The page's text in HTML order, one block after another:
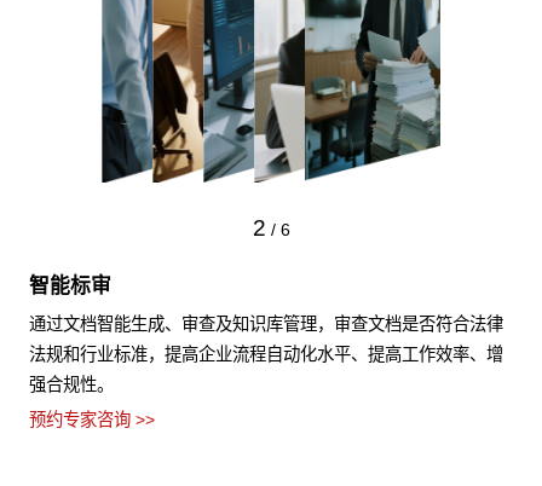
2 / 6
智能标审
通过文档智能生成、审查及知识库管理，审查文档是否符合法律
法规和行业标准，提高企业流程自动化水平、提高工作效率、增
强合规性。
预约专家咨询 >>